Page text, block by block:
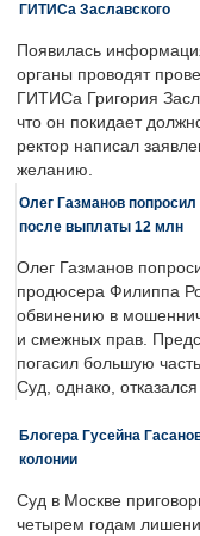
ГИТИСа Заславского
Появилась
органы проводят
ГИТИСа Григория
что он покидает
ректор написал
желанию.
Олег Газманов
после выплаты 12 млн
Олег Газманов
продюсера Филиппа
обвинению в
и смежных прав.
погасил большую
Суд, однако,
Блогера Гусейна
колонии
Суд в Москве
четырем годам